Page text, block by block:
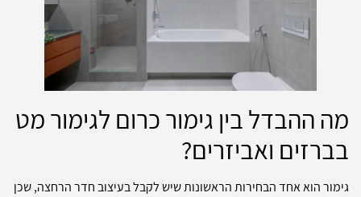
מה ההבדל בין גימור כרום לגימור מט
בברזים ואביזרים?
גימור הוא אחד הבחירות הראשונות שיש לקבל בעיצוב חדר הרחצה, שכן